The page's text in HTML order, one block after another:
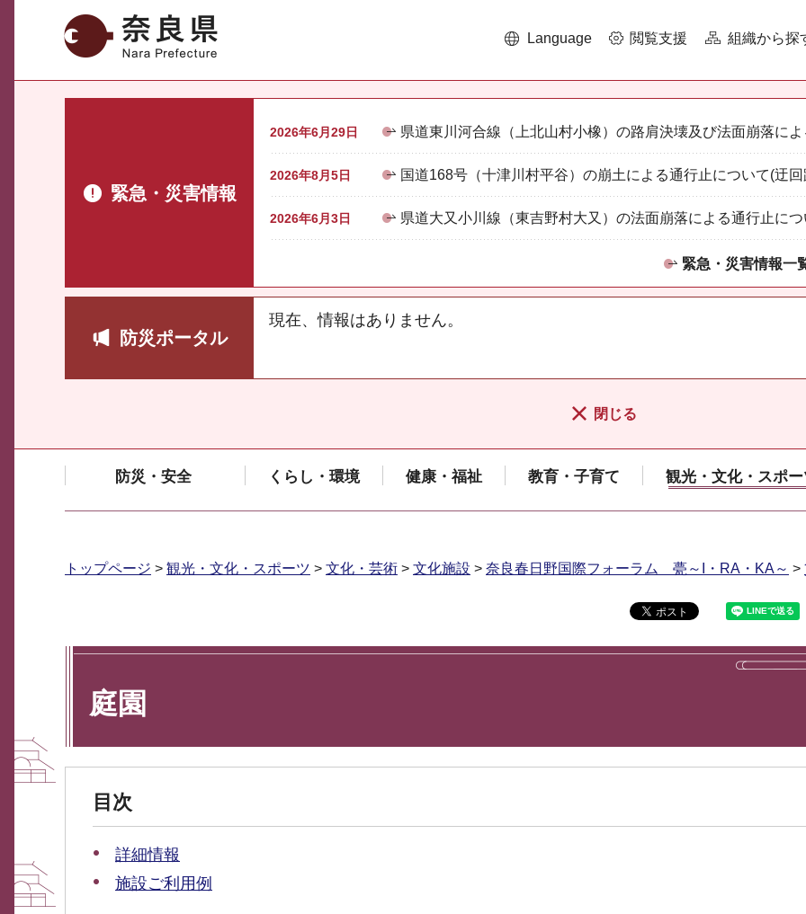
奈良県 Language 閲覧支援 組織から探
緊急・災害情報
2026年6月29日 県道東川河合線（上北山村小橡）の路肩決壊及び法面崩落に
2026年8月5日 国道168号（十津川村平谷）の崩土による通行止について(迂
2026年6月3日 県道大又小川線（東吉野村大又）の法面崩落による通行止につ
緊急・災害情報一
防災ポータル
現在、情報はありません。
閉じる
防災・安全 くらし・環境 健康・福祉 教育・子育て 観光・文化・スポー
トップページ > 観光・文化・スポーツ > 文化・芸術 > 文化施設 > 奈良春日野国際フォーラム 甍～I・RA・KA～ >
庭園
目次
詳細情報
施設ご利用例